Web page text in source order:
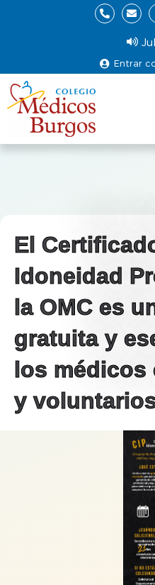
Entrar
El
Idoneidad
la OMC es
gratuita y
los médicos
y